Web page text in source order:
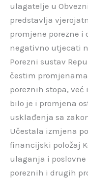
ulagatelje u
predstavlja
promjene porezne i
negativno utjecati
Porezni sustav
čestim
poreznih stopa, već
bilo je i promjena
usklađenja sa
Učestala izmjena
financijski položaj
ulaganja i
poreznih i drugih